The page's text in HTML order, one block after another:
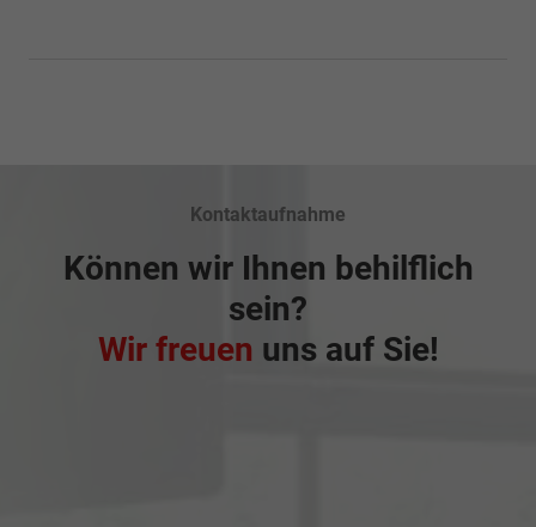
Kontaktaufnahme
Können wir Ihnen behilflich
sein?
Wir freuen uns auf Sie!